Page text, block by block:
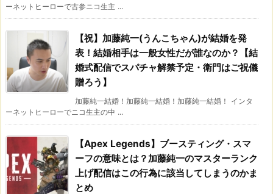
ーネットヒーローで古参ニコ生主 ...
【祝】加藤純一(うんこちゃん)が結婚を発
表！結婚相手は一般女性だが誰なのか？【結
婚式配信でスパチャ解禁予定・衛門はご祝儀
贈ろう】
加藤純一結婚！加藤純一結婚！加藤純一結婚！ インタ
ーネットヒーローでニコ生主の中 ...
【Apex Legends】ブースティング・スマ
ーフの意味とは？加藤純一のマスターランク
上げ配信はこの行為に該当してしまうのかま
とめ